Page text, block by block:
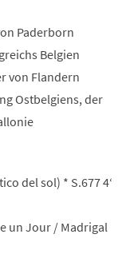
Paderborn
Belgien
von Flandern
Ostbelgiens, der
del sol) * S.677 4‘
un Jour / Madrigal